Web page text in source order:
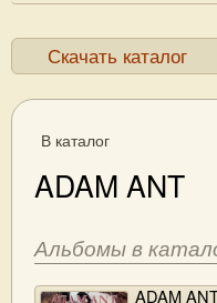
Скачать каталог
В каталог
ADAM ANT
Альбомы в
ADAM